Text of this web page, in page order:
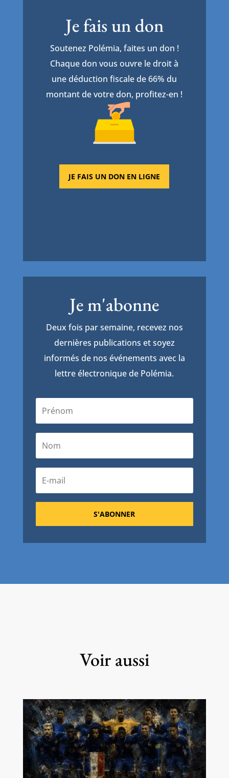
Je fais un don
Soutenez Polémia, faites un don !
Chaque don vous ouvre le droit à
une déduction fiscale de 66% du
montant de votre don, profitez-en !
JE FAIS UN DON EN LIGNE
Je m'abonne
Deux fois par semaine, recevez nos
dernières publications et soyez
informés de nos événements avec la
lettre électronique de Polémia.
S'ABONNER
Voir aussi